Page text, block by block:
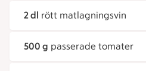
2 dl rött matlagningsvin
500 g passerade tomater